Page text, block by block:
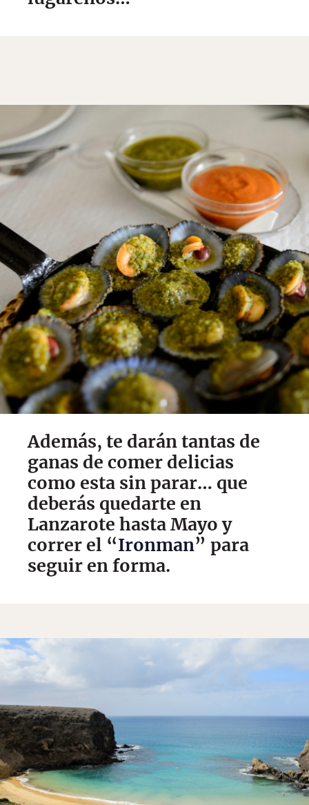
Además, te darán tantas de
ganas de comer delicias
como esta sin parar… que
deberás quedarte en
Lanzarote hasta Mayo y
correr el “Ironman” para
seguir en forma.